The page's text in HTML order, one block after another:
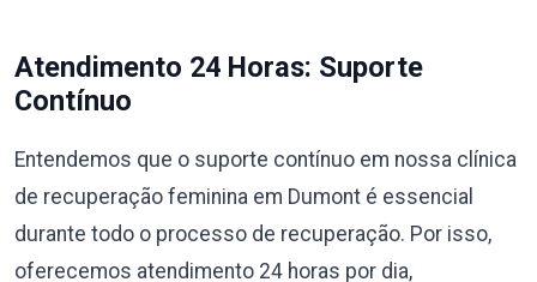
Atendimento 24 Horas: Suporte
Contínuo
Entendemos que o suporte contínuo em nossa clínica
de recuperação feminina em Dumont é essencial
durante todo o processo de recuperação. Por isso,
oferecemos atendimento 24 horas por dia,